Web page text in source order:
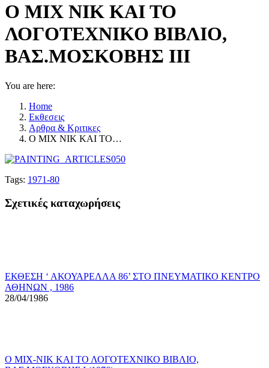
Ο ΜΙΧ ΝΙΚ ΚΑΙ ΤΟ
ΛΟΓΟΤΕΧΝΙΚΟ ΒΙΒΛΙΟ,
ΒΑΣ.ΜΟΣΚΟΒΗΣ ΙΙΙ
You are here:
Home
Εκθεσεις
Αρθρα & Κριτικες
Ο ΜΙΧ ΝΙΚ ΚΑΙ ΤΟ…
Tags: 1971-80
Σχετικές καταχωρήσεις
ΕΚΘΕΣΗ ‘ ΑΚΟΥΑΡΕΛΛΑ 86’ ΣΤΟ ΠΝΕΥΜΑΤΙΚΟ ΚΕΝΤΡΟ
ΑΘΗΝΩΝ , 1986
28/04/1986
Ο ΜΙΧ-ΝΙΚ ΚΑΙ ΤΟ ΛΟΓΟΤΕΧΝΙΚΟ ΒΙΒΛΙΟ,